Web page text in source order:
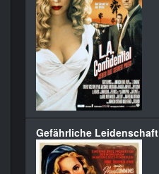
Gefährliche Leidenschaft